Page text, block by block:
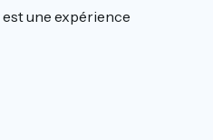
est une expérience